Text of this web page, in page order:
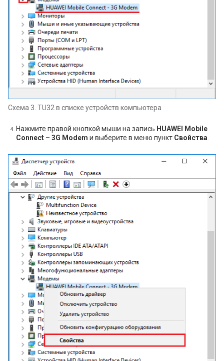
Схема 3. TU32 в списке устройств компьютера
Нажмите правой кнопкой мыши на запись HUAWEI Mobile
Connect – 3G Modem и выберите в меню пункт Свойства.